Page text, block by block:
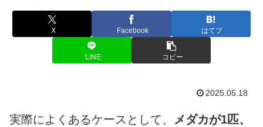
X Facebook はてブ
LINE コピー
2025.05.18
実際によくあるケースとして、
メダカが1匹、